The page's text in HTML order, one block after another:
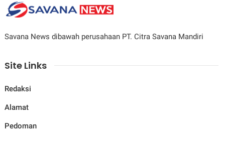
Savana News dibawah perusahaan PT. Citra Savana Mandiri
Site Links
Redaksi
Alamat
Pedoman